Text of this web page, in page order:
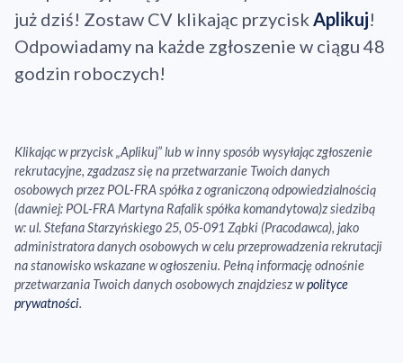
już dziś! Zostaw CV klikając przycisk Aplikuj!
Odpowiadamy na każde zgłoszenie w ciągu 48
godzin roboczych!
Klikając w przycisk „Aplikuj” lub w inny sposób wysyłając zgłoszenie
rekrutacyjne, zgadzasz się na przetwarzanie Twoich danych
osobowych przez POL-FRA spółka z ograniczoną odpowiedzialnością
(dawniej: POL-FRA Martyna Rafalik spółka komandytowa)z siedzibą
w: ul. Stefana Starzyńskiego 25, 05-091 Ząbki (Pracodawca), jako
administratora danych osobowych w celu przeprowadzenia rekrutacji
na stanowisko wskazane w ogłoszeniu. Pełną informację odnośnie
przetwarzania Twoich danych osobowych znajdziesz wpolityce
prywatności.